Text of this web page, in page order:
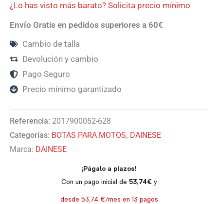
¿Lo has visto más barato? Solicita precio mínimo
Envío Gratis en pedidos superiores a 60€
Cambio de talla
Devolución y cambio
Pago Seguro
Precio mínimo garantizado
Referencia: 2017900052-628
Categorías: BOTAS PARA MOTOS, DAINESE
Marca: DAINESE